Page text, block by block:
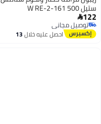
ستيل 500 W RE-2-161
122
توصيل مجاني
توصيل مجانياحصل عليه خلال13